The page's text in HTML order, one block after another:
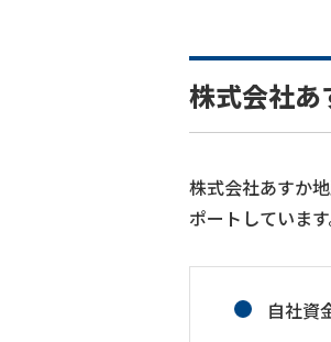
株式会社あ
株式会社あすか
ポートしています
自社資